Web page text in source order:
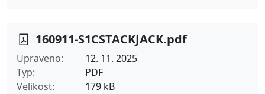
160911-S1CSTACKJACK.pdf
Upraveno
12. 11. 2025
Typ
PDF
Velikost
179 kB